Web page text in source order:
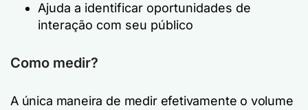
Ajuda a identificar oportunidades de
interação com seu público
Como medir?
A única maneira de medir efetivamente o volume